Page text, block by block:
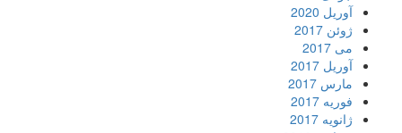
آوریل 2020
ژوئن 2017
می 2017
آوریل 2017
مارس 2017
فوریه 2017
ژانویه 2017